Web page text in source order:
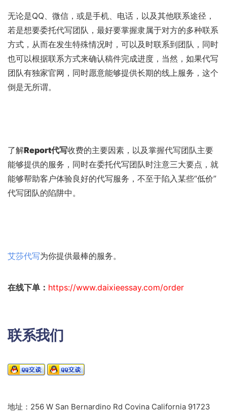
无论是QQ、微信，或是手机、电话，以及其他联系途径，
若是想要委托代写团队，最好要掌握隶属于对方的多种联系
方式，从而在发生特殊情况时，可以及时联系到团队，同时
也可以根据联系方式来确认稿件完成进度，当然，如果代写
团队有独家官网，同时愿意能够提供长期的线上服务，这个
倒是无所谓。
了解Report代写收费的主要因素，以及掌握代写团队主要
能够提供的服务，同时在委托代写团队时注意三大要点，就
能够帮助客户体验良好的代写服务，不至于陷入某些“低价”
代写团队的陷阱中。
艾莎代写为你提供最棒的服务。
在线下单： https://www.daixieessay.com/order
联系我们
地址：256 W San Bernardino Rd Covina California 91723